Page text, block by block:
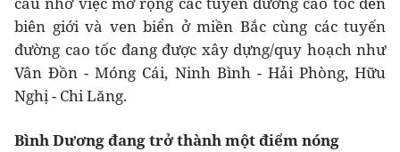
biên giới và ven biển ở miền Bắc cùng các tuyến
đường cao tốc đang được xây dựng/quy hoạch như
Vân Đồn - Móng Cái, Ninh Bình - Hải Phòng, Hữu
Nghị - Chi Lăng.
Bình Dương đang trở thành một điểm nóng